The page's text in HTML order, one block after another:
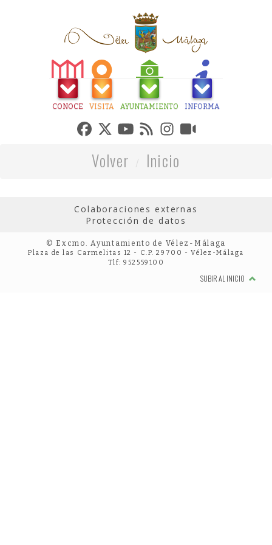
CONOCE VISITA AYUNTAMIENTO INFORMA
Volver Inicio
Colaboraciones externas
Protección de datos
© Excmo. Ayuntamiento de Vélez-Málaga
Plaza de las Carmelitas 12 - C.P. 29700 - Vélez-Málaga
Tlf: 952559100
SUBIR AL INICIO